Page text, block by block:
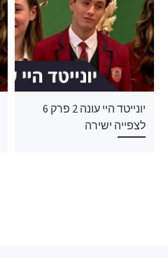
יונייטד היי עונה 2 פרק 6
לצפייה ישירה